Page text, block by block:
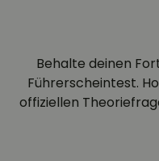
Behalte deinen
Führerscheintest.
offiziellen